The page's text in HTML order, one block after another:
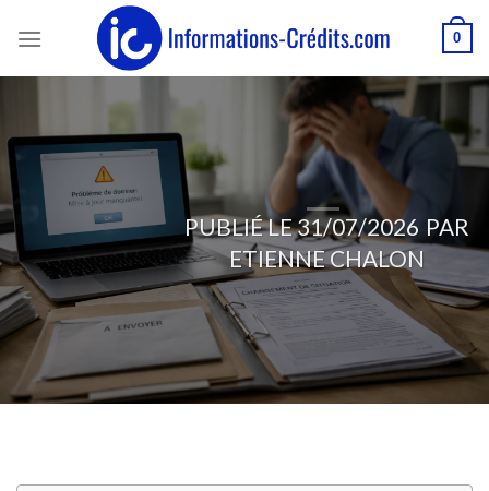
0
PUBLIÉ LE31/07/2026 PAR
ETIENNE CHALON